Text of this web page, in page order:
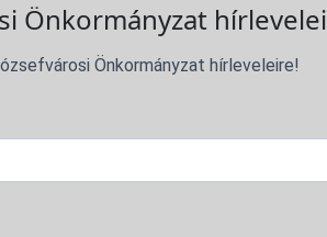
Önkormányzat hírlevelei
Önkormányzat hírleveleire!